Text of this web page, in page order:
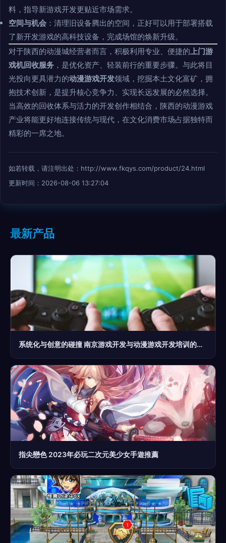
料，指导新游戏开发更贴近市场需求。
空间与机会 ：清理旧设备腾出的空间，正好可以用于部署搭载
了新开发游戏的高科技设备，完成场馆的焕新升级。
对于陕西的动漫城经营者而言，积极利用专业、便捷的上门游
戏机回收服务 ，是优化资产、轻装前行的重要步骤。与此将目
光投向更具潜力的动漫游戏开发领域，挖掘本土文化富矿，拥
抱技术创新，是提升核心竞争力、实现长远发展的必然选择。
当高效的回收体系与活力的开发创作相结合，陕西的动漫游戏
产业将能更好地连接传统与现代，在文化消费市场占据独特而
精彩的一席之地。
如若转载，请注明出处：http://www.fkqys.com/product/24.html
更新时间：2026-08-06 13:27:04
最新产品
系统化与创意的碰撞 南京游戏开发与动漫游戏开发培训的竞争力解析
指尖戀色 2023年必玩二次元美少女手遊推薦